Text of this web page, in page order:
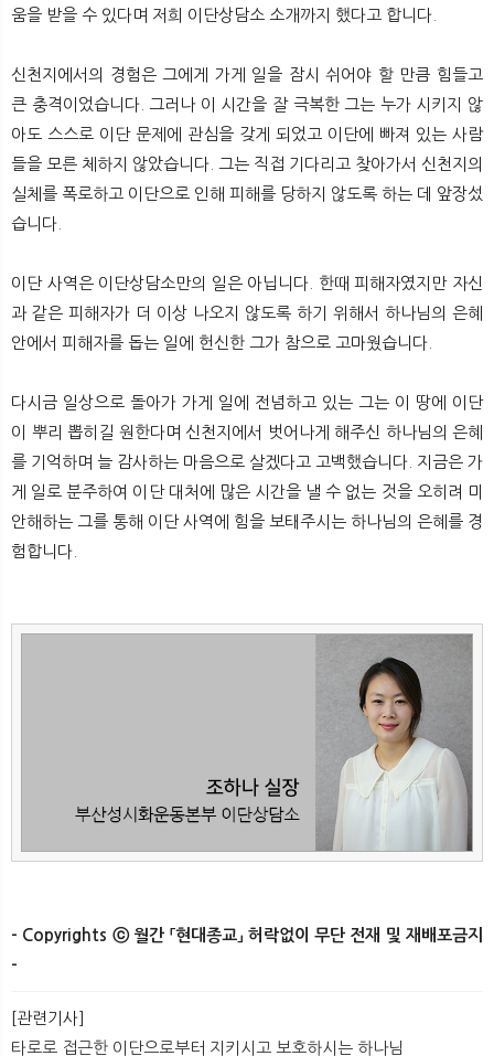
움을 받을 수 있다며 저희 이단상담소 소개까지 했다고 합니다.
신천지에서의 경험은 그에게 가게 일을 잠시 쉬어야 할 만큼 힘들고
큰 충격이었습니다. 그러나 이 시간을 잘 극복한 그는 누가 시키지 않
아도 스스로 이단 문제에 관심을 갖게 되었고 이단에 빠져 있는 사람
들을 모른 체하지 않았습니다. 그는 직접 기다리고 찾아가서 신천지의
실체를 폭로하고 이단으로 인해 피해를 당하지 않도록 하는 데 앞장섰
습니다.
이단 사역은 이단상담소만의 일은 아닙니다. 한때 피해자였지만 자신
과 같은 피해자가 더 이상 나오지 않도록 하기 위해서 하나님의 은혜
안에서 피해자를 돕는 일에 헌신한 그가 참으로 고마웠습니다.
다시금 일상으로 돌아가 가게 일에 전념하고 있는 그는 이 땅에 이단
이 뿌리 뽑히길 원한다며 신천지에서 벗어나게 해주신 하나님의 은혜
를 기억하며 늘 감사하는 마음으로 살겠다고 고백했습니다. 지금은 가
게 일로 분주하여 이단 대처에 많은 시간을 낼 수 없는 것을 오히려 미
안해하는 그를 통해 이단 사역에 힘을 보태주시는 하나님의 은혜를 경
험합니다.
- Copyrights ⓒ 월간 「현대종교」 허락없이 무단 전재 및 재배포금지
-
[관련기사]
타로로 접근한 이단으로부터 지키시고 보호하시는 하나님